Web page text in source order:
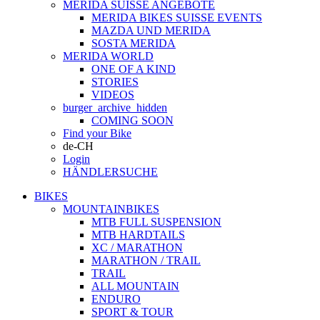
MERIDA SUISSE ANGEBOTE
MERIDA BIKES SUISSE EVENTS
MAZDA UND MERIDA
SOSTA MERIDA
MERIDA WORLD
ONE OF A KIND
STORIES
VIDEOS
burger_archive_hidden
COMING SOON
Find your Bike
de-CH
Login
HÄNDLERSUCHE
BIKES
MOUNTAINBIKES
MTB FULL SUSPENSION
MTB HARDTAILS
XC / MARATHON
MARATHON / TRAIL
TRAIL
ALL MOUNTAIN
ENDURO
SPORT & TOUR